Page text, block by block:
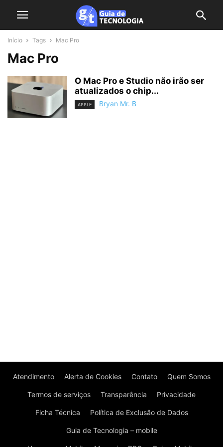
Início Tags Mac Pro
Mac Pro
O Mac Pro e Studio não irão ser
atualizados o chip...
APPLE Bryan Mr. B
Atendimento Alerta de Cookies Contato Quem Somos
Termos de serviços Transparência Privacidade
Ficha Técnica Política de Exclusão de Dados
Guia de Tecnologia – mobile